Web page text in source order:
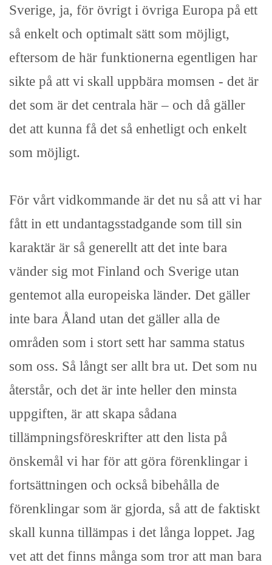
Sverige, ja, för övrigt i övriga Europa på ett
så enkelt och optimalt sätt som möjligt,
eftersom de här funktionerna egentligen har
sikte på att vi skall uppbära momsen - det är
det som är det centrala här – och då gäller
det att kunna få det så enhetligt och enkelt
som möjligt.
För vårt vidkommande är det nu så att vi har
fått in ett undantagsstadgande som till sin
karaktär är så generellt att det inte bara
vänder sig mot Finland och Sverige utan
gentemot alla europeiska länder. Det gäller
inte bara Åland utan det gäller alla de
områden som i stort sett har samma status
som oss. Så långt ser allt bra ut. Det som nu
återstår, och det är inte heller den minsta
uppgiften, är att skapa sådana
tillämpningsföreskrifter att den lista på
önskemål vi har för att göra förenklingar i
fortsättningen och också bibehålla de
förenklingar som är gjorda, så att de faktiskt
skall kunna tillämpas i det långa loppet. Jag
vet att det finns många som tror att man bara